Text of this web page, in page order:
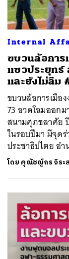
Internal
ขบวนล้อการ
แซวประยุทธ์
และยังไม่ลืม
ขบวนล้อการเมือ
73 อวดโฉมออก
สนามศุภชลาศัย
ในรอบปีมา มีจุด
ประชาธิปไตย อ
โดย คุณัชญ์กร จิระ